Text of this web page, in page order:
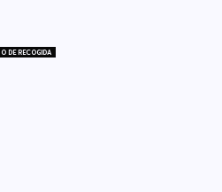
DE RECOGIDA